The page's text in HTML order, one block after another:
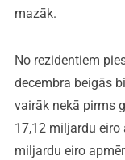
mazāk.
No rezidentiem
decembra beigās
vairāk nekā pirms
17,12 miljardu eiro
miljardu eiro